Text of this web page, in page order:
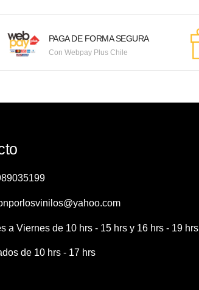
PAGA DE FORMA SEGURA
Con Webpay Plus Chile
a Viernes de 10 hrs - 15 hrs y 16 hrs - 19 hrs
de 10 hrs - 17 hrs